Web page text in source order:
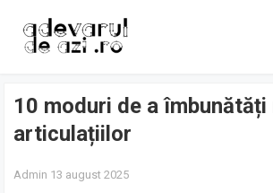
10 moduri de a
articulațiilor
Admin 13 august 2025